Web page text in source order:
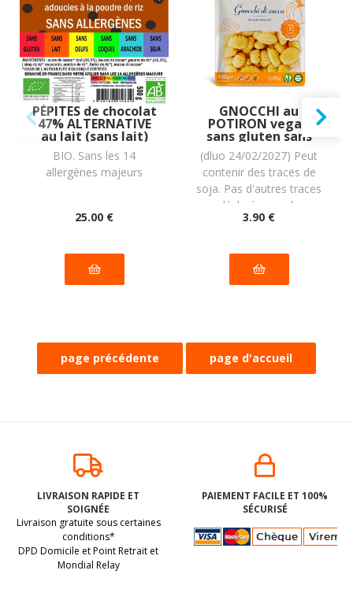
PÉPITES de chocolat
47% ALTERNATIVE
au lait (sans lait)
BIO vegan sans
allergènes Exquidia
: 500g
BIO. Sans les 14
allergènes majeurs
25.00 €
GNOCCHI au
POTIRON vegan
sans gluten sans
lait sans oeufs sans
coque sans
arachide : (2x200g)
= 400 grammes
(dluo 24/02/2027) Peut
contenir des traces de
soja. Pas d'autres traces
déclarées par le
fabricant
3.90 €
Pâtes FARFALLES au
vegan sans
allergènes Alnavit :
250 grammes
(dluo 02/10/2028) BIO.
Sans les 14 allergènes
majeurs
FRAISES crunchy
lyophilisées BIO
vegan sans
allergènes
Organica : 12
grammes
Sans les 14 allergènes
LIVRAISON RAPIDE ET
SOIGNÉE
Livraison gratuite sous certaines
conditions*
DPD Domicile et Point Retrait et
Mondial Relay
PAIEMENT FACILE ET 100%
SÉCURISÉ